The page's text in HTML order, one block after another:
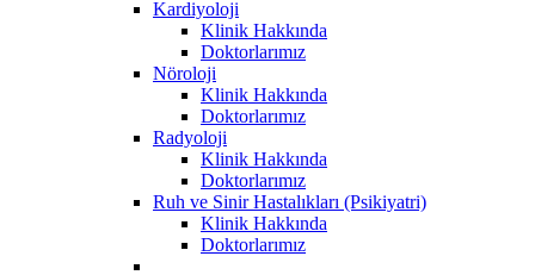
Kardiyoloji
Klinik Hakkında
Doktorlarımız
Nöroloji
Klinik Hakkında
Doktorlarımız
Radyoloji
Klinik Hakkında
Doktorlarımız
Ruh ve Sinir Hastalıkları (Psikiyatri)
Klinik Hakkında
Doktorlarımız